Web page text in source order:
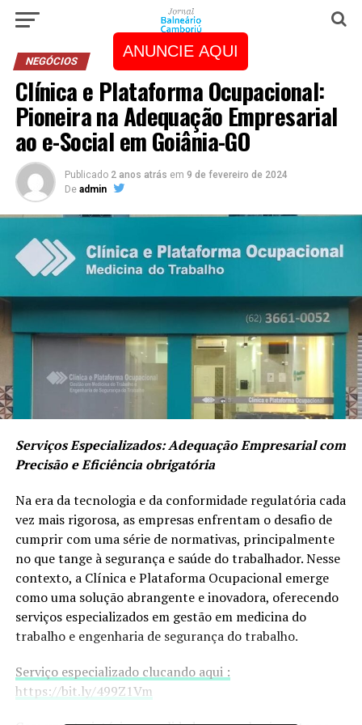
ANUNCIE AQUI
NEGÓCIOS
Clínica e Plataforma Ocupacional:
Pioneira na Adequação Empresarial
ao e-Social em Goiânia-GO
Publicado 2 anos atrás em 9 de fevereiro de 2024
De admin
Serviços Especializados: Adequação Empresarial com
Precisão e Eficiência obrigatória
Na era da tecnologia e da conformidade regulatória cada
vez mais rigorosa, as empresas enfrentam o desafio de
cumprir com uma série de normativas, principalmente
no que tange à segurança e saúde do trabalhador. Nesse
contexto, a Clínica e Plataforma Ocupacional emerge
como uma solução abrangente e inovadora, oferecendo
serviços especializados em gestão em medicina do
trabalho e engenharia de segurança do trabalho.
Serviço especializado clucando aqui :
https://bit.ly/499Z1Vm